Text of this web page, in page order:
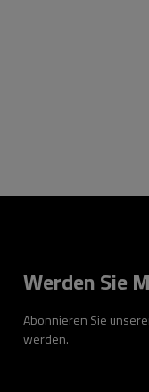
Werden Sie
Abonnieren Sie
werden.